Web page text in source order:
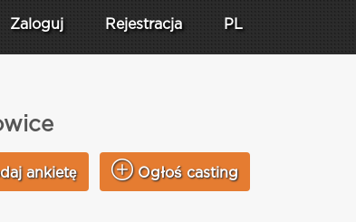
Zaloguj Rejestracja PL
ankietę Ogłoś casting